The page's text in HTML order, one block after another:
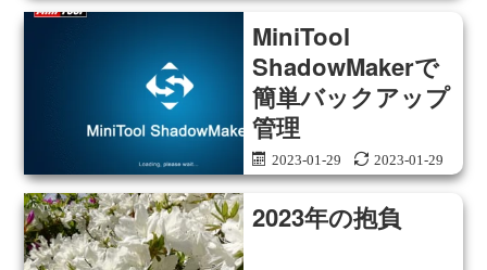
MiniTool
ShadowMakerで
簡単バックアップ
管理
2023-01-29 2023-01-29
2023年の抱負